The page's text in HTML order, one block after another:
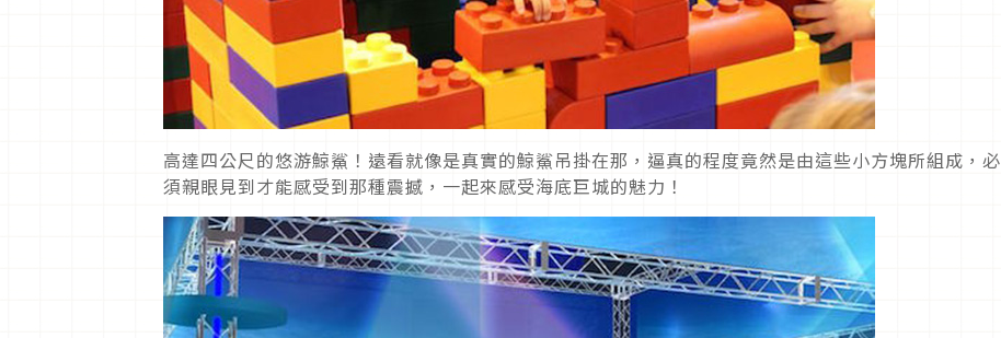
高達四公尺的悠游鯨鯊！遠看就像是真實的鯨鯊吊掛在那，逼真的程度竟然是由這些小方塊所組成，必
須親眼見到才能感受到那種震撼，一起來感受海底巨城的魅力！